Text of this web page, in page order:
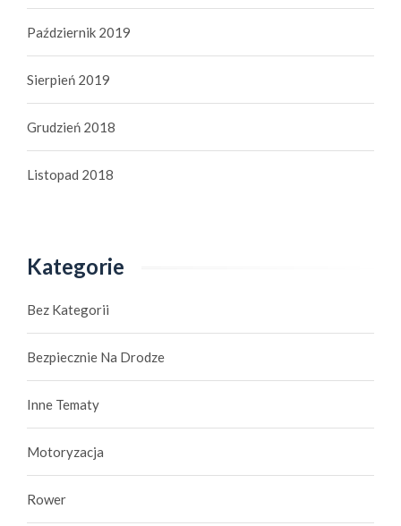
Październik 2019
Sierpień 2019
Grudzień 2018
Listopad 2018
Kategorie
Bez Kategorii
Bezpiecznie Na Drodze
Inne Tematy
Motoryzacja
Rower